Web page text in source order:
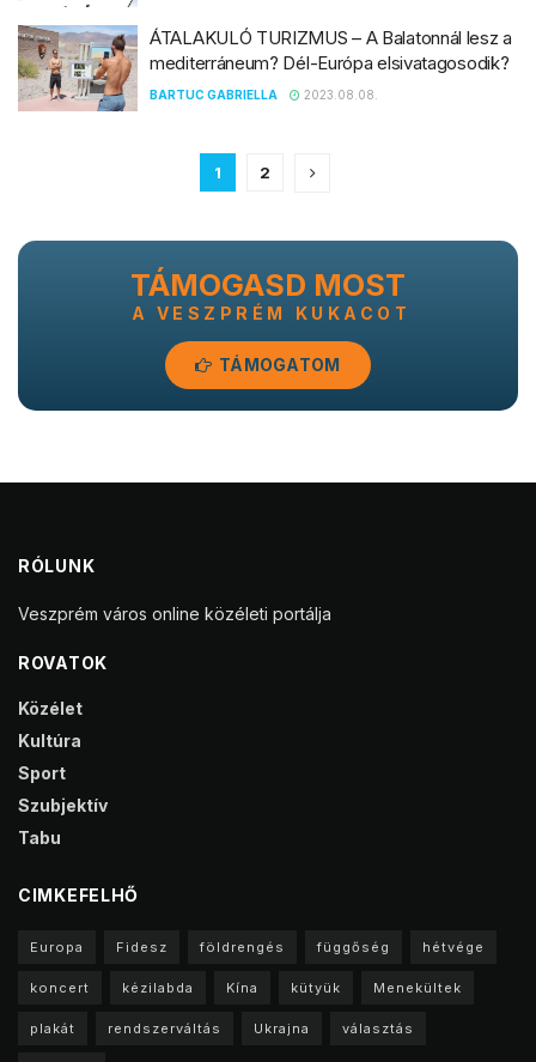
ÁTALAKULÓ TURIZMUS – A Balatonnál lesz a
mediterráneum? Dél-Európa elsivatagosodik?
BARTUC GABRIELLA 2023.08.08.
1 2
TÁMOGASD MOST
A VESZPRÉM KUKACOT
TÁMOGATOM
RÓLUNK
Veszprém város online közéleti portálja
ROVATOK
Közélet
Kultúra
Sport
Szubjektív
Tabu
CIMKEFELHŐ
Europa Fidesz földrengés függőség hétvége
koncert kézilabda Kína kütyük Menekültek
plakát rendszerváltás Ukrajna választás